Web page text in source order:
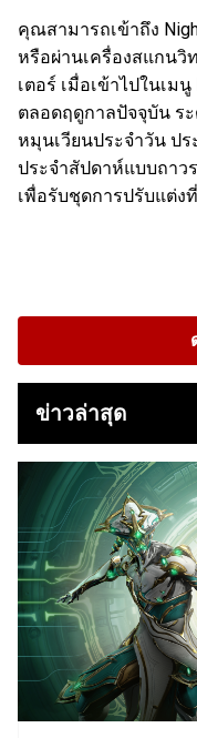
คุณสามารถเข้าถึง
หรือผ่านเครื่องสแกน
เตอร์ เมื่อเข้าไปในเม
ตลอดฤดูกาลปัจจุบัน ร
หมุนเวียนประจำวัน ป
ประจำสัปดาห์แบบถาว
เพื่อรับชุดการปรับแต่ง
ข่าวล่าสุด